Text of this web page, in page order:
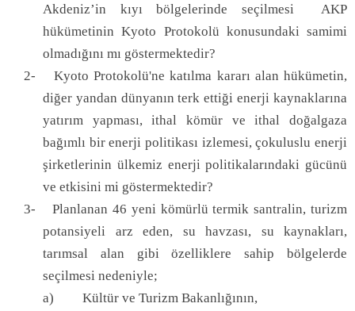
Akdeniz’in kıyı bölgelerinde seçilmesi
AKP
hükümetinin Kyoto Protokolü konusundaki samimi
olmadığını mı göstermektedir?
2-
Kyoto Protokolü'ne katılma kararı alan hükümetin,
diğer yandan dünyanın terk ettiği enerji kaynaklarına
yatırım yapması, ithal kömür ve ithal doğalgaza
bağımlı bir enerji politikası izlemesi, çokuluslu enerji
şirketlerinin ülkemiz enerji politikalarındaki gücünü
ve etkisini mi göstermektedir?
3-
Planlanan 46 yeni kömürlü termik santralin, turizm
potansiyeli arz eden, su havzası, su kaynakları,
tarımsal alan gibi özelliklere sahip bölgelerde
seçilmesi nedeniyle;
a)
Kültür ve Turizm Bakanlığının,